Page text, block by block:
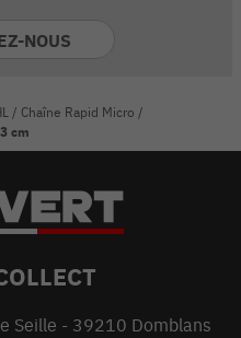
NOUS
/ Chaîne Rapid Micro /
cm
Seille - 39210 Domblans